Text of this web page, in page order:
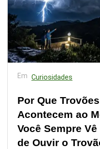
Em Curiosidades
Por Que
Acontecem ao
Você Sempre
de Ouvir o